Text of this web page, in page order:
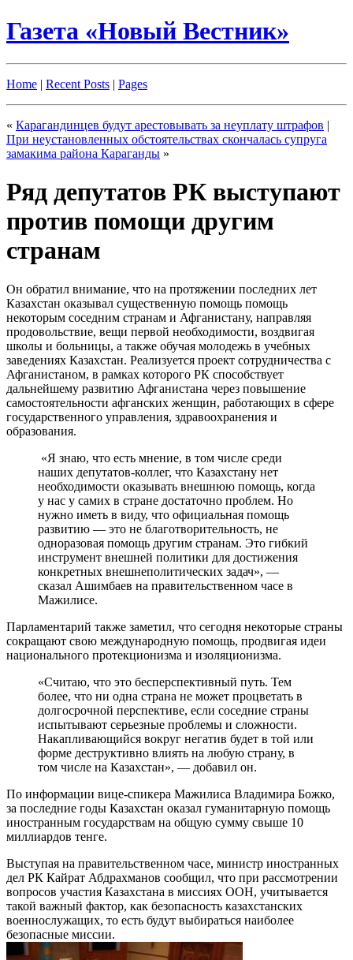
Газета «Новый Вестник»
Home | Recent Posts | Pages
« Карагандинцев будут арестовывать за неуплату штрафов |
При неустановленных обстоятельствах скончалась супруга
замакима района Караганды »
Ряд депутатов РК выступают
против помощи другим
странам
Он обратил внимание, что на протяжении последних лет
Казахстан оказывал существенную помощь помощь
некоторым соседним странам и Афганистану, направляя
продовольствие, вещи первой необходимости, воздвигая
школы и больницы, а также обучая молодежь в учебных
заведениях Казахстан. Реализуется проект сотрудничества с
Афганистаном, в рамках которого РК способствует
дальнейшему развитию Афганистана через повышение
самостоятельности афганских женщин, работающих в сфере
государственного управления, здравоохранения и
образования.
«Я знаю, что есть мнение, в том числе среди
наших депутатов-коллег, что Казахстану нет
необходимости оказывать внешнюю помощь, когда
у нас у самих в стране достаточно проблем. Но
нужно иметь в виду, что официальная помощь
развитию — это не благотворительность, не
одноразовая помощь другим странам. Это гибкий
инструмент внешней политики для достижения
конкретных внешнеполитических задач», —
сказал Ашимбаев на правительственном часе в
Мажилисе.
Парламентарий также заметил, что сегодня некоторые страны
сокращают свою международную помощь, продвигая идеи
национального протекционизма и изоляционизма.
«Считаю, что это бесперспективный путь. Тем
более, что ни одна страна не может процветать в
долгосрочной перспективе, если соседние страны
испытывают серьезные проблемы и сложности.
Накапливающийся вокруг негатив будет в той или
форме деструктивно влиять на любую страну, в
том числе на Казахстан», — добавил он.
По информации вице-спикера Мажилиса Владимира Божко,
за последние годы Казахстан оказал гуманитарную помощь
иностранным государствам на общую сумму свыше 10
миллиардов тенге.
Выступая на правительственном часе, министр иностранных
дел РК Кайрат Абдрахманов сообщил, что при рассмотрении
вопросов участия Казахстана в миссиях ООН, учитывается
такой важный фактор, как безопасность казахстанских
военнослужащих, то есть будут выбираться наиболее
безопасные миссии.